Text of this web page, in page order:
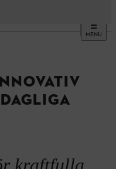
MENU